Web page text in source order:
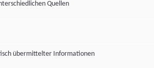
Quellen
übermittelter Informationen